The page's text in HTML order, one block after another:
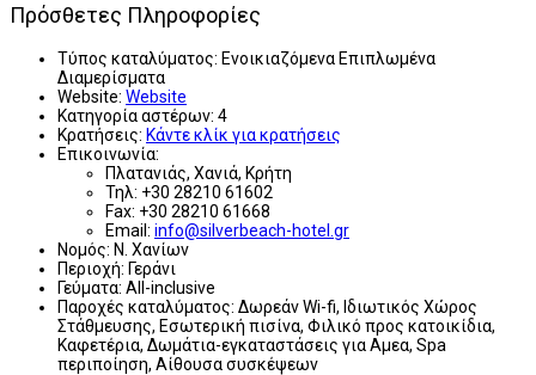
Πρόσθετες Πληροφορίες
Τύπος καταλύματος: Ενοικιαζόμενα Επιπλωμένα
Διαμερίσματα
Website: Website
Κατηγορία αστέρων: 4
Κρατήσεις: Κάντε κλίκ για κρατήσεις
Επικοινωνία:
Πλατανιάς, Χανιά, Κρήτη
Τηλ: +30 28210 61602
Fax: +30 28210 61668
Email: info@silverbeach-hotel.gr
Νομός: Ν. Χανίων
Περιοχή: Γεράνι
Γεύματα: All-inclusive
Παροχές καταλύματος: Δωρεάν Wi-fi, Ιδιωτικός Χώρος
Στάθμευσης, Εσωτερική πισίνα, Φιλικό προς κατοικίδια,
Καφετέρια, Δωμάτια-εγκαταστάσεις για Αμεα, Spa
περιποίηση, Αίθουσα συσκέψεων